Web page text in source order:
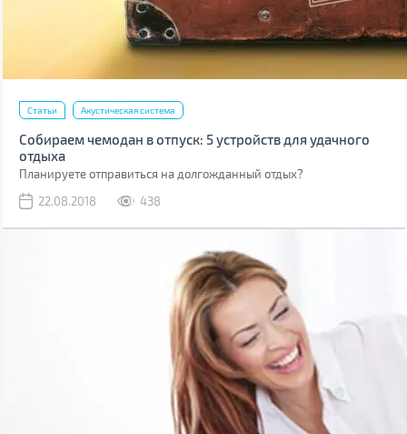
Статьи Акустическая система
Собираем чемодан в отпуск: 5 устройств для удачного
отдыха
Планируете отправиться на долгожданный отдых?
22.08.2018
438